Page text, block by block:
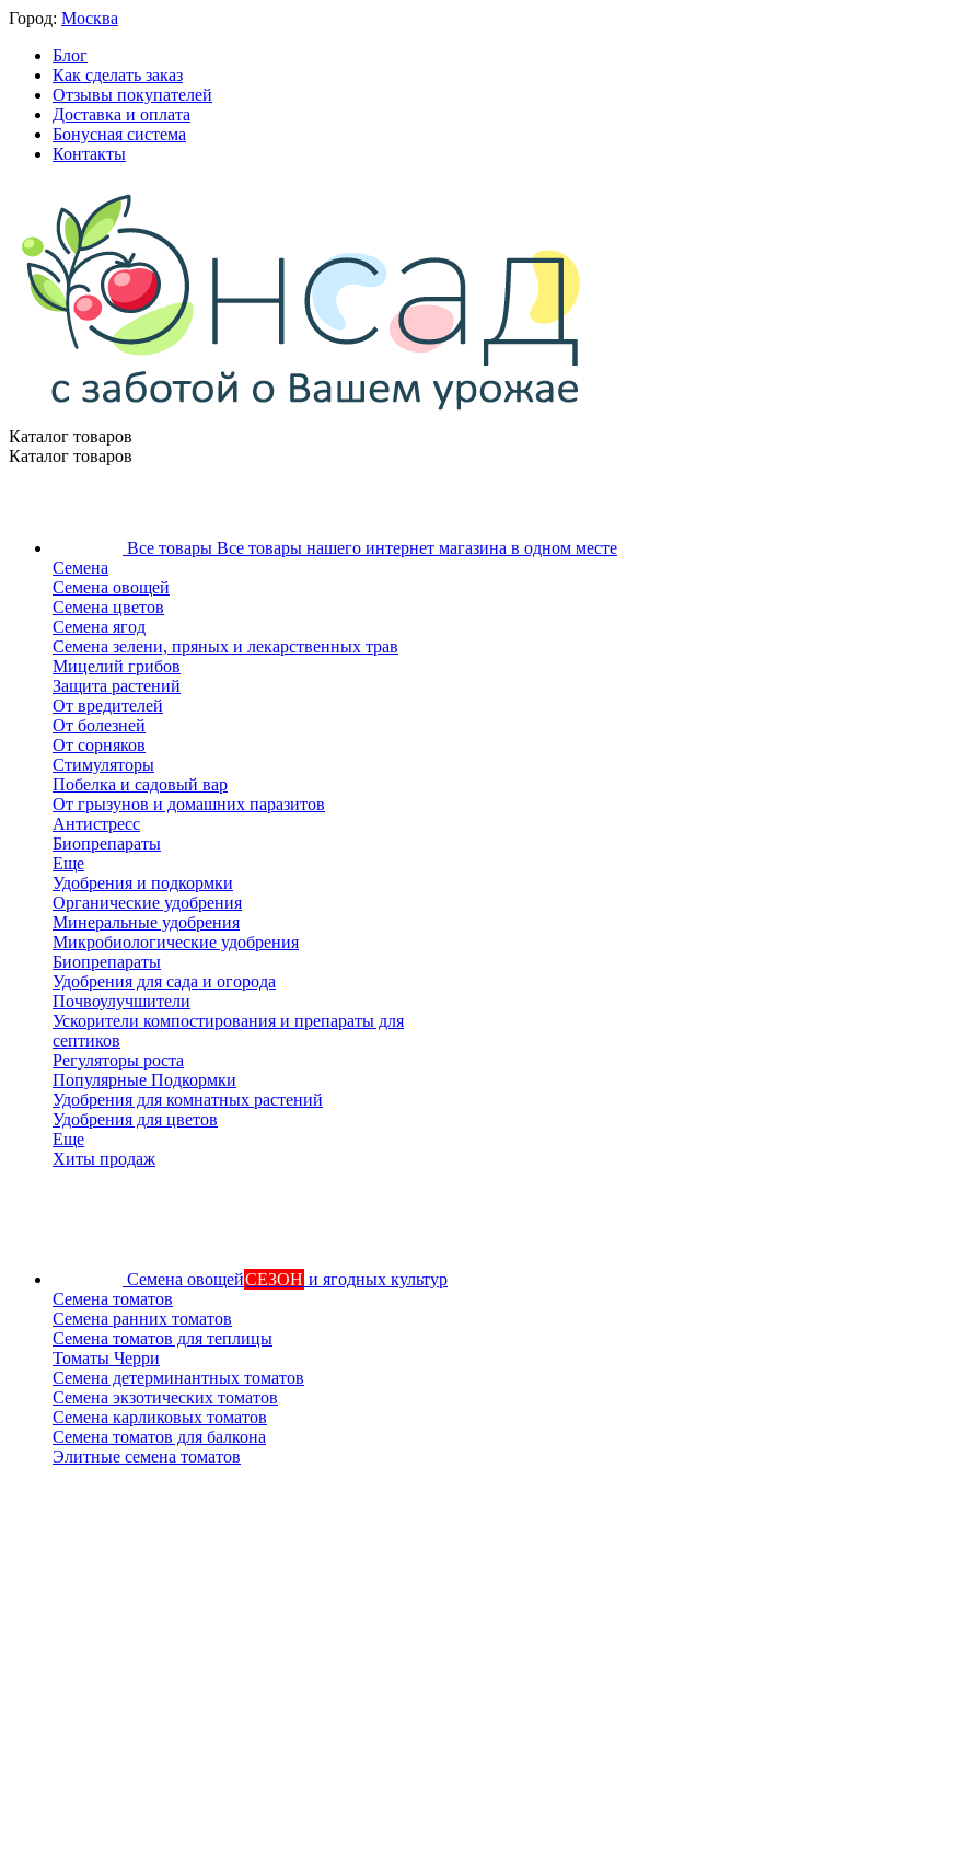
Город: Москва
Блог
Как сделать заказ
Отзывы покупателей
Доставка и оплата
Бонусная система
Контакты
Каталог товаров
Каталог товаров
Все товары Все товары нашего интернет магазина в одном месте
Семена
Семена овощей
Семена цветов
Семена ягод
Семена зелени, пряных и лекарственных трав
Мицелий грибов
Защита растений
От вредителей
От болезней
От сорняков
Стимуляторы
Побелка и садовый вар
От грызунов и домашних паразитов
Антистресс
Биопрепараты
Еще
Удобрения и подкормки
Органические удобрения
Минеральные удобрения
Микробиологические удобрения
Биопрепараты
Удобрения для сада и огорода
Почвоулучшители
Ускорители компостирования и препараты для
септиков
Регуляторы роста
Популярные Подкормки
Удобрения для комнатных растений
Удобрения для цветов
Еще
Хиты продаж
Семена овощейСЕЗОН и ягодных культур
Семена томатов
Семена ранних томатов
Семена томатов для теплицы
Томаты Черри
Семена детерминантных томатов
Семена экзотических томатов
Семена карликовых томатов
Семена томатов для балкона
Элитные семена томатов